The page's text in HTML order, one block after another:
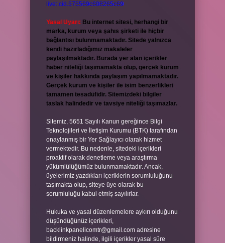
live:.cid.575569c608265c69
Yasal Uyarı: Bu internet sitesi, herhangi bir
marka, kurum veya şahıs şirketi ile hiçbir
bağlantısı bulunmamaktadır. Sitede yalnızca
kendi hazırladığımız makaleler
paylaşılmaktadır. Burada yer alan içerikler
haber niteliği taşımamakta olup, gerçek kurum
ve kişiler hakkında paylaşım yapılmamaktadır.
Gerçek kurum ve kişiler ile isim benzerlikleri
tamamen tesadüfidir. Sitemizdeki bilgiler
taslak halindedir ve tavsiye niteliği taşımazlar.
Sitemiz, 5651 Sayılı Kanun gereğince Bilgi
Teknolojileri ve İletişim Kurumu (BTK) tarafından
onaylanmış bir Yer Sağlayıcı olarak hizmet
vermektedir. Bu nedenle, sitedeki içerikleri
proaktif olarak denetleme veya araştırma
yükümlülüğümüz bulunmamaktadır. Ancak,
üyelerimiz yazdıkları içeriklerin sorumluluğunu
taşımakta olup, siteye üye olarak bu
sorumluluğu kabul etmiş sayılırlar.
Hukuka ve yasal düzenlemelere aykırı olduğunu
düşündüğünüz içerikleri,
backlinkpanelicomtr@gmail.com adresine
bildirmeniz halinde, ilgili içerikler yasal süre